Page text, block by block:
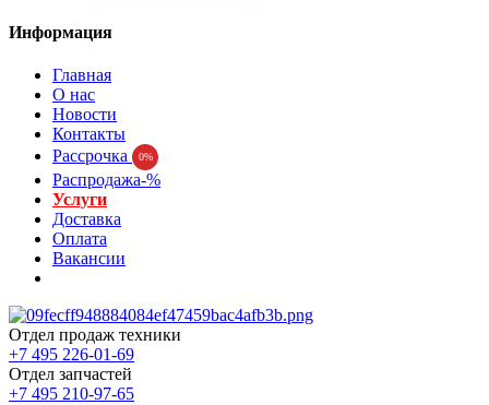
Информация
Главная
О нас
Новости
Контакты
Рассрочка
0%
Распродажа-%
Услуги
Доставка
Оплата
Вакансии
Отдел продаж техники
+7 495 226-01-69
Отдел запчастей
+7 495 210-97-65